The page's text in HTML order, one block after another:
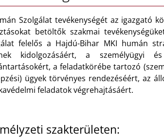
Szolgálat tevékenységét az igazgató
betöltők szakmai
felelős a Hajdú-Bihar MKI humán
kidolgozásáért, a személyügyi
a feladatkörébe tartozó
ügyek törvényes rendezéséért, az
feladatok végrehajtásáért.
szakterületen: